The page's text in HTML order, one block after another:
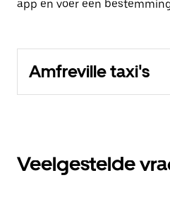
app en voer een
Amfreville taxi's
Veelgestelde